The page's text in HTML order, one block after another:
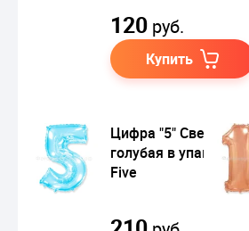
120 руб.
Купить
Цифра "5" Светло-
голубая в упаковке /
Five